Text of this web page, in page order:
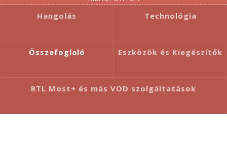
Hangolás Technológia
Összefoglaló Eszközök és Kiegészítők
RTL Most+ és más VOD szolgáltatások